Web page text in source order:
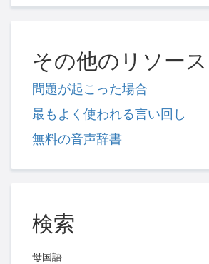
その他のリソース
問題が起こった場合
最もよく使われる言い回し
無料の音声辞書
検索
母国語